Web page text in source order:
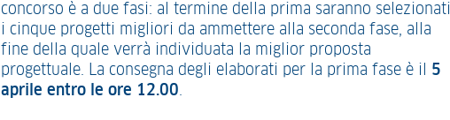
concorso è a due fasi: al termine della prima saranno selezionati
i cinque progetti migliori da ammettere alla seconda fase, alla
fine della quale verrà individuata la miglior proposta
progettuale. La consegna degli elaborati per la prima fase è il 5
aprile entro le ore 12.00.